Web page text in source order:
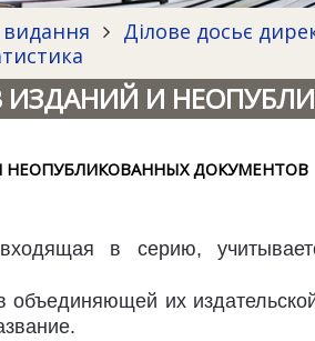
Ділове досьє
И
НЕОПУБЛИКОВАННЫХ ДОКУМЕНТОВ
в серию,
их